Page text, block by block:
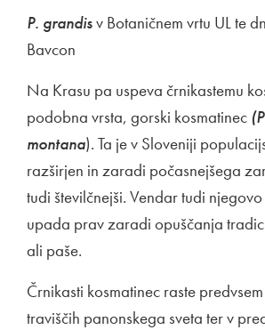
P. grandisv Botaničnem vrtu UL te
Bavcon
Na Krasu pa uspeva črnikastemu
podobna vrsta, gorski kosmatinec
montana). Ta je v Sloveniji
razširjen in zaradi počasnejšega
tudi številčnejši. Vendar tudi
upada prav zaradi opuščanja
ali paše.
Črnikasti kosmatinec raste
traviščih panonskega sveta ter v